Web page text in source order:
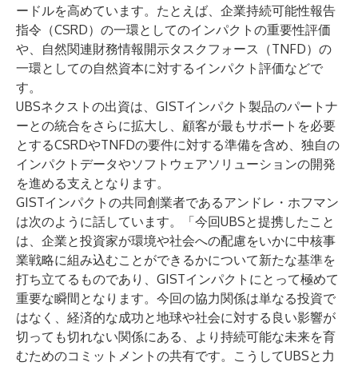
ードルを高めています。たとえば、企業持続可能性報告
指令（CSRD）の一環としてのインパクトの重要性評価
や、自然関連財務情報開示タスクフォース（TNFD）の
一環としての自然資本に対するインパクト評価などで
す。
UBSネクストの出資は、GISTインパクト製品のパートナ
ーとの統合をさらに拡大し、顧客が最もサポートを必要
とするCSRDやTNFDの要件に対する準備を含め、独自の
インパクトデータやソフトウェアソリューションの開発
を進める支えとなります。
GISTインパクトの共同創業者であるアンドレ・ホフマン
は次のように話しています。「今回UBSと提携したこと
は、企業と投資家が環境や社会への配慮をいかに中核事
業戦略に組み込むことができるかについて新たな基準を
打ち立てるものであり、GISTインパクトにとって極めて
重要な瞬間となります。今回の協力関係は単なる投資で
はなく、経済的な成功と地球や社会に対する良い影響が
切っても切れない関係にある、より持続可能な未来を育
むためのコミットメントの共有です。こうしてUBSと力